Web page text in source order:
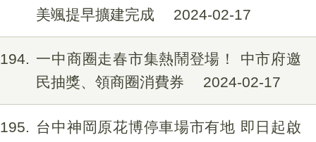
美颯提早擴建完成
2024-02-17
194
一中商圈走春市集熱鬧登場！ 中市府邀
民抽獎、領商圈消費券
2024-02-17
195
台中神岡原花博停車場市有地 即日起啟